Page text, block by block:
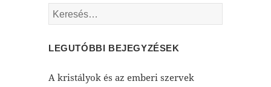
Keresés:
LEGUTÓBBI BEJEGYZÉSEK
A kristályok és az emberi szervek